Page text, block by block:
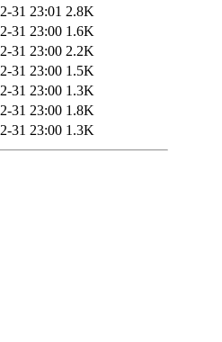
31 23:01 2.8K
31 23:00 1.6K
31 23:00 2.2K
31 23:00 1.5K
31 23:00 1.3K
31 23:00 1.8K
31 23:00 1.3K